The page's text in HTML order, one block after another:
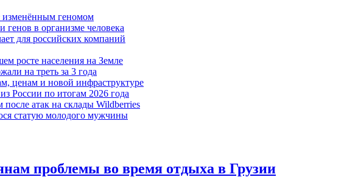
изменённым геномом
генов в организме человека
для российских компаний
росте населения на Земле
на треть за 3 года
ценам и новой инфраструктуре
России по итогам 2026 года
после атак на склады Wildberries
статую молодого мужчины
проблемы во время отдыха в Грузии